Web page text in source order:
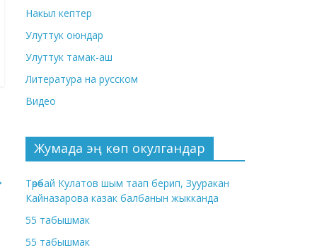
Накыл кептер
Улуттук оюндар
Улуттук тамак-аш
Литература на русском
Видео
Жумада эң көп окулгандар
Төрөбай Кулатов шым таап берип, Зууракан
Кайназарова казак балбанын жыкканда
55 табышмак
55 табышмак